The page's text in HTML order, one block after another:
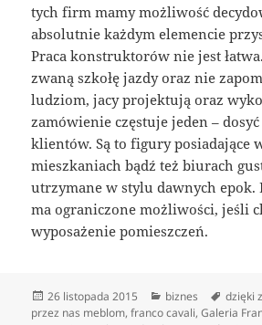
tych firm mamy możliwość
absolutnie każdym elemencie
Praca konstruktorów nie jest
zwaną szkołę jazdy oraz nie
ludziom, jacy projektują oraz
zamówienie częstuje jeden –
klientów. Są to figury posiadające
mieszkaniach bądź też biurach
utrzymane w stylu dawnych epok.
ma ograniczone możliwości, jeśli
wyposażenie pomieszczeń.
Data
publikacji
26 listopada 2015 Kategorie
biznes Tagi
dzięki
przez nas meblom,franco cavali,Galeria